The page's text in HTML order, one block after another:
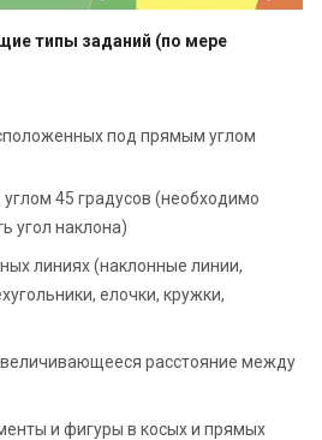
типы заданий (по мере
под прямым углом
45 градусов (необходимо
угол наклона)
линиях (наклонные линии,
елочки, кружки,
расстояние между
и фигуры в косых и прямых